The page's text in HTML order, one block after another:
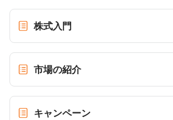
株式入門
市場の紹介
キャンペーン